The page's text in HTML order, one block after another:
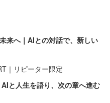
来へ｜AIとの対話で、新しい
｜リピーター限定
と人生を語り、次の章へ進む